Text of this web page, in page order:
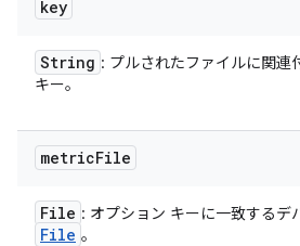
key
String : プルされたファイルに関連
キー。
metricFile
File : オプション キーに一致するデ
File 。